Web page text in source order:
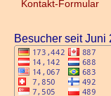
Kontakt-Formular
Besucher seit Juni